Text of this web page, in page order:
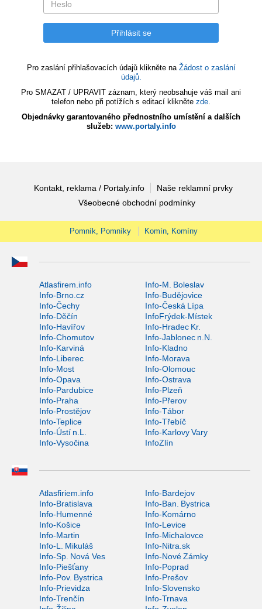
Pro zaslání přihlašovacích údajů klikněte na Žádost o zaslání
údajů.
Pro SMAZAT / UPRAVIT záznam, který neobsahuje váš mail ani
telefon nebo při potížích s editací klikněte zde.
Objednávky garantovaného přednostního umístění a dalších
služeb: www.portaly.info
Kontakt, reklama / Portaly.info
Naše reklamní prvky
Všeobecné obchodní podmínky
Pomník, Pomníky Komín, Komíny
Atlasfirem.info
Info-M. Boleslav
Info-Brno.cz
Info-Budějovice
Info-Čechy
Info-Česká Lípa
Info-Děčín
InfoFrýdek-Místek
Info-Havířov
Info-Hradec Kr.
Info-Chomutov
Info-Jablonec n.N.
Info-Karviná
Info-Kladno
Info-Liberec
Info-Morava
Info-Most
Info-Olomouc
Info-Opava
Info-Ostrava
Info-Pardubice
Info-Plzeň
Info-Praha
Info-Přerov
Info-Prostějov
Info-Tábor
Info-Teplice
Info-Třebíč
Info-Ústí n.L.
Info-Karlovy Vary
Info-Vysočina
InfoZlín
Atlasfiriem.info
Info-Bardejov
Info-Bratislava
Info-Ban. Bystrica
Info-Humenné
Info-Komárno
Info-Košice
Info-Levice
Info-Martin
Info-Michalovce
Info-L. Mikuláš
Info-Nitra.sk
Info-Sp. Nová Ves
Info-Nové Zámky
Info-Piešťany
Info-Poprad
Info-Pov. Bystrica
Info-Prešov
Info-Prievidza
Info-Slovensko
Info-Trenčín
Info-Trnava